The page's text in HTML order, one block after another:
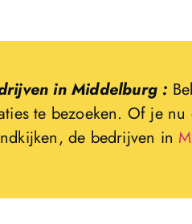
in Middelburg :
te bezoeken. Of je
de bedrijven in